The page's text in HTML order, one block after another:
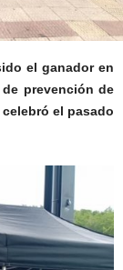
el ganador en
prevención de
el pasado